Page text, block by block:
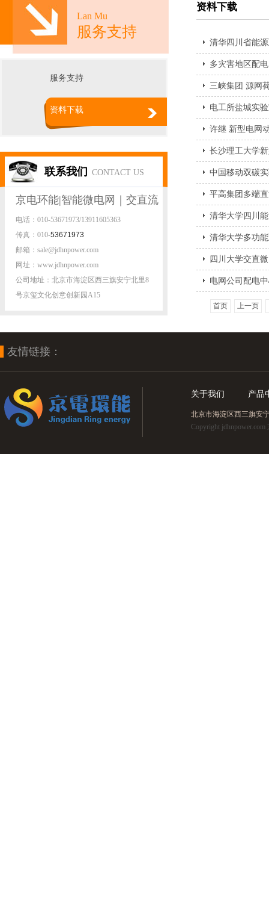
Lan Mu
服务支持
服务支持
资料下载
联系我们 CONTACT US
京电环能|智能微电网｜交直流
微电网|源网荷动模实验平台
电话：010-53671973/13911605363
传真：010-53671973
邮箱：sale@jdhnpower.com
网址：www.jdhnpower.com
公司地址：北京市海淀区西三旗安宁北里8
号京玺文化创意创新园A15
资料下载
清华四川省能
多灾害地区配
三峡集团 源网
电工所盐城实
许继 新型电网
长沙理工大学
中国移动双碳
平高集团多端
清华大学四川
清华大学多功
四川大学交直
电网公司配电
首页 上一页
友情链接：
关于我们 产品
北京市海淀区西三旗安
Copyright